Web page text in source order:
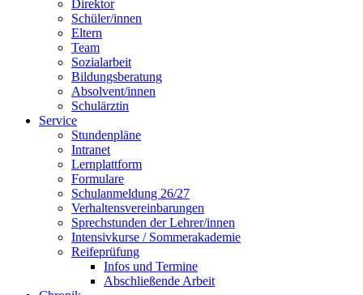
Direktor
Schüler/innen
Eltern
Team
Sozialarbeit
Bildungsberatung
Absolvent/innen
Schulärztin
Service
Stundenpläne
Intranet
Lernplattform
Formulare
Schulanmeldung 26/27
Verhaltensvereinbarungen
Sprechstunden der Lehrer/innen
Intensivkurse / Sommerakademie
Reifeprüfung
Infos und Termine
Abschließende Arbeit